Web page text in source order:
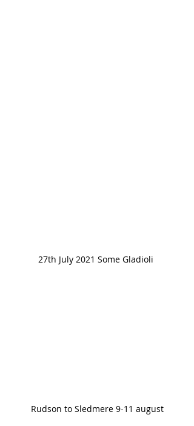
27th July 2021 Some Gladioli
Rudson to Sledmere 9-11 august